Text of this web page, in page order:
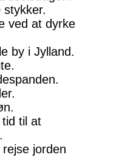
ved at dyrke
by i Jylland.
til at
jorden